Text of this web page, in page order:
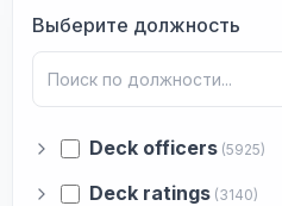
Выберите должность
Deck officers (5925)
Deck ratings (3140)